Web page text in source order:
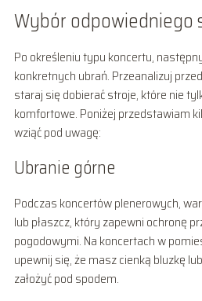
Wybór odpowiedniego
Po określeniu typu koncertu,
konkretnych ubrań. Przeanalizuj
staraj się dobierać stroje, które nie
komfortowe. Poniżej przedstawiam
wziąć pod uwagę:
Ubranie górne
Podczas koncertów plenerowych,
lub płaszcz, który zapewni ochronę
pogodowymi. Na koncertach w
upewnij się, że masz cienką bluzkę
założyć pod spodem.